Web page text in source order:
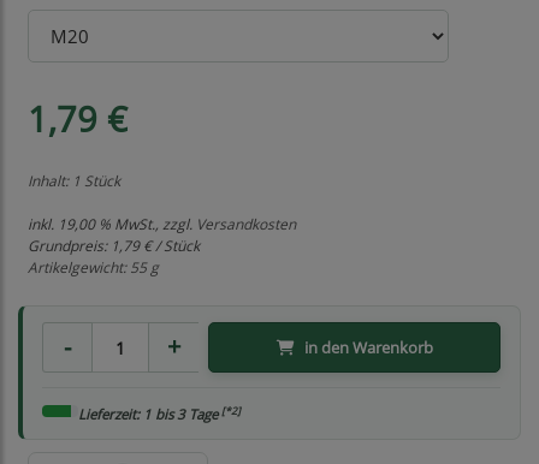
1,79 €
Inhalt: 1 Stück
inkl. 19,00 % MwSt., zzgl. Versandkosten
Grundpreis: 1,79 € / Stück
Artikelgewicht: 55 g
in den Warenkorb
Lieferzeit: 1 bis 3 Tage[*2]